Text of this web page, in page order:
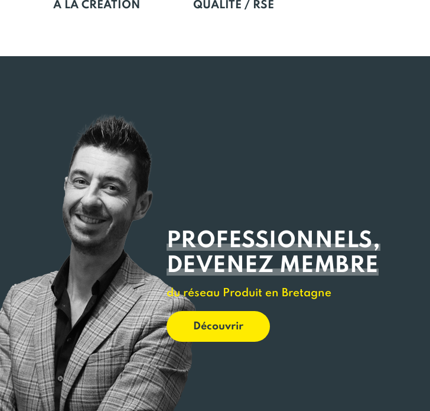
À LA CRÉATION
QUALITÉ / RSE
PROFESSIONNELS,
DEVENEZ MEMBRE
du réseau Produit en Bretagne
Découvrir